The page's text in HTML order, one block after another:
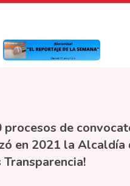
procesos de
en 2021 la Alcaldía
Transparencia!